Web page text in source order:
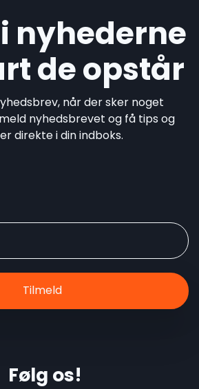
nyhederne
de opstår
når der sker noget
nyhedsbrevet og få tips og
direkte i din indboks.
Følg os!